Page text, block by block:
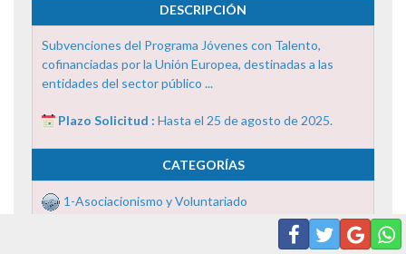
DESCRIPCIÓN
Subvenciones del Programa Jóvenes con Talento,
cofinanciadas por la Unión Europea, destinadas a las
entidades del sector público ...
Plazo Solicitud : Hasta el 25 de agosto de 2025.
CATEGORÍAS
1-Asociacionismo y Voluntariado